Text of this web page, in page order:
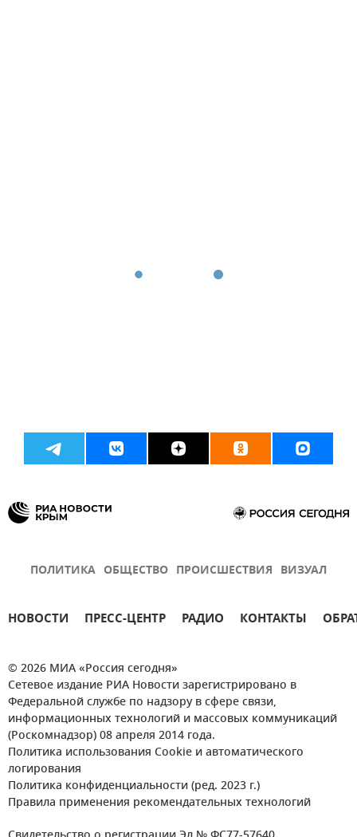
ПОЛИТИКА ОБЩЕСТВО ПРОИСШЕСТВИЯ ВИЗУАЛ
НОВОСТИ ПРЕСС-ЦЕНТР РАДИО КОНТАКТЫ
© 2026 МИА «Россия сегодня»
Сетевое издание РИА Новости зарегистрировано в
Федеральной службе по надзору в сфере связи,
информационных технологий и массовых коммуникаций
(Роскомнадзор) 08 апреля 2014 года.
Политика использования Cookie и автоматического
логирования
Политика конфиденциальности (ред. 2023 г.)
Правила применения рекомендательных технологий